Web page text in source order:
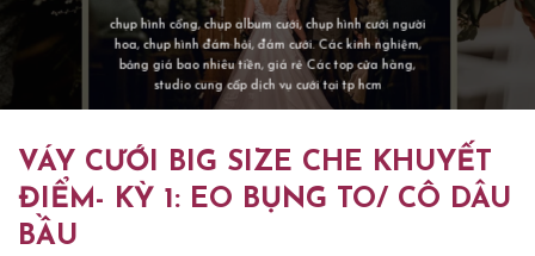
chụp hình cổng, chụp album cưới, chụp hình cưới người
hoa, chụp hình đám hỏi, đám cưới. Các kinh nghiệm,
bảng giá bao nhiêu tiền, giá rẻ Các top cửa hàng,
studio cung cấp dịch vụ cưới tại tp hcm
VÁY CƯỚI BIG SIZE CHE KHUYẾT
ĐIỂM- KỲ 1: EO BỤNG TO/ CÔ DÂU
BẦU